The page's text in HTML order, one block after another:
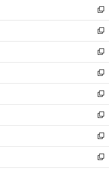
ド
ウ
で
開
く
ィ
ン
ド
ウ
で
開
く
い
ウ
ィ
ン
ド
ウ
で
開
く
新
し
い
ウ
ィ
ン
ド
ウ
で
開
く
新
し
い
ウ
ィ
ン
ド
ウ
で
開
く
新
し
い
ウ
ィ
ン
ド
ウ
で
開
く
新
し
い
ウ
ィ
ン
ド
ウ
で
開
新
し
い
ウ
ィ
ン
ド
ウ
新
し
い
ウ
ィ
ン
新
し
い
ウ
新
し